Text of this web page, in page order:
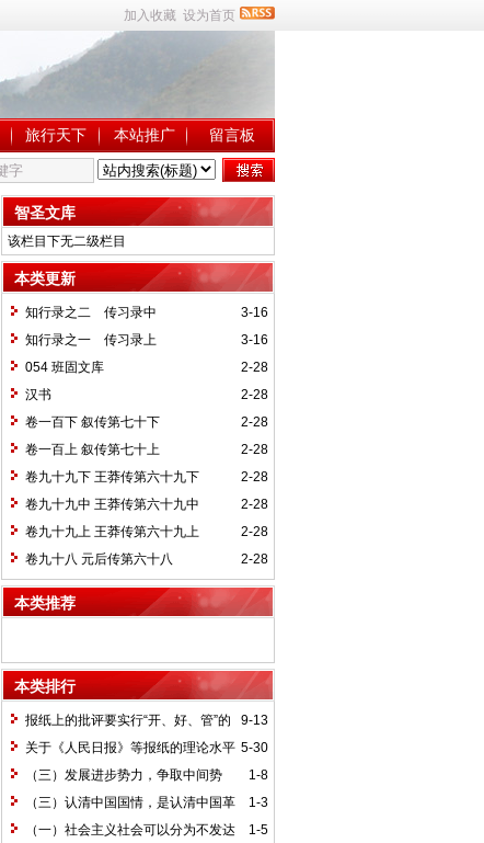
加入收藏 设为首页
旅行天下 本站推广 留言板
智圣文库
该栏目下无二级栏目
本类更新
3-16
知行录之二 传习录中
3-16
知行录之一 传习录上
2-28
054 班固文库
2-28
汉书
2-28
卷一百下 叙传第七十下
2-28
卷一百上 叙传第七十上
2-28
卷九十九下 王莽传第六十九下
2-28
卷九十九中 王莽传第六十九中
2-28
卷九十九上 王莽传第六十九上
2-28
卷九十八 元后传第六十八
本类推荐
本类排行
9-13
报纸上的批评要实行“开、好、管”的
方针*
5-30
关于《人民日报》等报纸的理论水平
的批语〔1〕
1-8
（三）发展进步势力，争取中间势
力，孤立顽固势力
1-3
（三）认清中国国情，是认清中国革
命一切问题的基本依据
1-5
（一）社会主义社会可以分为不发达